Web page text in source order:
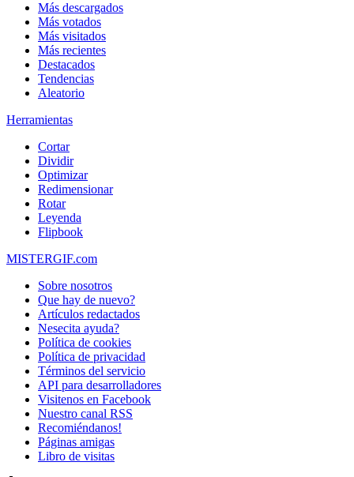
Más descargados
Más votados
Más visitados
Más recientes
Destacados
Tendencias
Aleatorio
Herramientas
Cortar
Dividir
Optimizar
Redimensionar
Rotar
Leyenda
Flipbook
MISTERGIF.com
Sobre nosotros
Que hay de nuevo?
Artículos redactados
Nesecita ayuda?
Política de cookies
Política de privacidad
Términos del servicio
API para desarrolladores
Visitenos en Facebook
Nuestro canal RSS
Recomiéndanos!
Páginas amigas
Libro de visitas